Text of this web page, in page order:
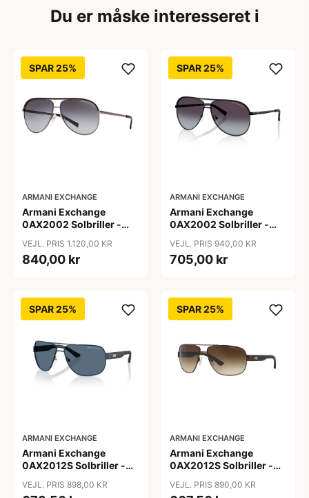
Du er måske interesseret i
SPAR 25%
ARMANI EXCHANGE
Armani Exchange
0AX2002 Solbriller -
Polariserede Linser
VEJL. PRIS 1.120,00 KR
840,00 kr
SPAR 25%
ARMANI EXCHANGE
Armani Exchange
0AX2002 Solbriller -
VEJL. PRIS 940,00 KR
705,00 kr
SPAR 25%
ARMANI EXCHANGE
Armani Exchange
0AX2012S Solbriller -
VEJL. PRIS 898,00 KR
SPAR 25%
ARMANI EXCHANGE
Armani Exchange
0AX2012S Solbriller -
VEJL. PRIS 890,00 KR